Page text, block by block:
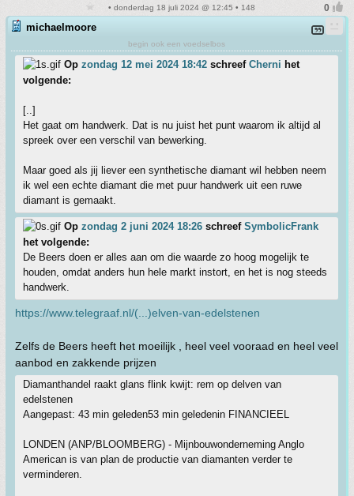
• donderdag 18 juli 2024 @ 12:45 • 148
michaelmoore
begin ook een voedselbos
Op zondag 12 mei 2024 18:42 schreef Cherni het
volgende:
[..]
Het gaat om handwerk. Dat is nu juist het punt waarom ik altijd al
spreek over een verschil van bewerking.
Maar goed als jij liever een synthetische diamant wil hebben neem
ik wel een echte diamant die met puur handwerk uit een ruwe
diamant is gemaakt.
Op zondag 2 juni 2024 18:26 schreef SymbolicFrank
het volgende:
De Beers doen er alles aan om die waarde zo hoog mogelijk te
houden, omdat anders hun hele markt instort, en het is nog steeds
handwerk.
https://www.telegraaf.nl/(...)elven-van-edelstenen
Zelfs de Beers heeft het moeilijk , heel veel vooraad en heel veel
aanbod en zakkende prijzen
Diamanthandel raakt glans flink kwijt: rem op delven van
edelstenen
Aangepast: 43 min geleden53 min geledenin FINANCIEEL
LONDEN (ANP/BLOOMBERG) - Mijnbouwonderneming Anglo
American is van plan de productie van diamanten verder te
verminderen.